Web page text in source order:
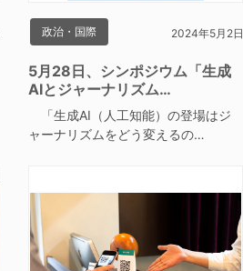
政治・国際 2024年5月2日
5月28日、シンポジウム「生成
AIとジャーナリズム…
「生成AI（人工知能）の登場はジ
ャーナリズムをどう変えるの…